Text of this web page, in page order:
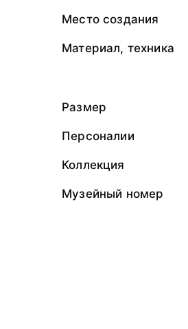
Место создания
Материал, техника
Размер
Персоналии
Коллекция
Музейный номер